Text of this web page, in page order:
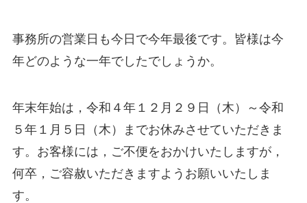
事務所の営業日も今日で今年最後です。皆様は今
年どのような一年でしたでしょうか。
年末年始は，令和４年１２月２９日（木）～令和
５年１月５日（木）までお休みさせていただきま
す。お客様には，ご不便をおかけいたしますが，
何卒，ご容赦いただきますようお願いいたしま
す。